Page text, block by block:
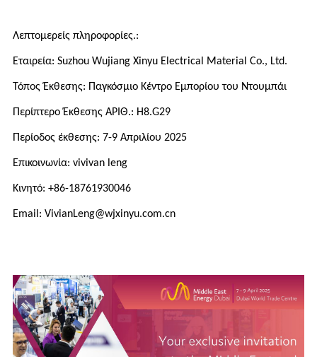
Λεπτομερείς πληροφορίες.:
Εταιρεία: Suzhou Wujiang Xinyu Electrical Material Co., Ltd.
Τόπος Έκθεσης: Παγκόσμιο Κέντρο Εμπορίου του Ντουμπάι
Περίπτερο Έκθεσης ΑΡΙΘ.: H8.G29
Περίοδος έκθεσης: 7-9 Απριλίου 2025
Επικοινωνία: vivivan leng
Κινητό: +86-18761930046
Email: VivianLeng@wjxinyu.com.cn